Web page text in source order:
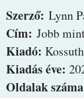
Szerző: Lynn
Cím: Jobb
Kiadó:
Kiadás éve:
Oldalak